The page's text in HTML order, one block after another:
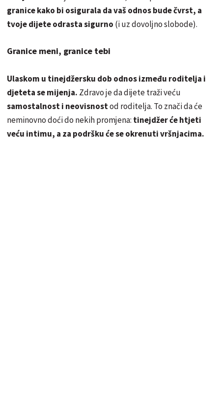
granice kako bi osigurala da vaš odnos bude čvrst, a
tvoje dijete odrasta sigurno (i uz dovoljno slobode).
Granice meni, granice tebi
Ulaskom u tinejdžersku dob odnos između roditelja i
djeteta se mijenja. Zdravo je da dijete traži veću
samostalnost i neovisnostod roditelja. To znači da će
neminovno doći do nekih promjena: tinejdžer će htjeti
veću intimu, a za podršku će se okrenuti vršnjacima.